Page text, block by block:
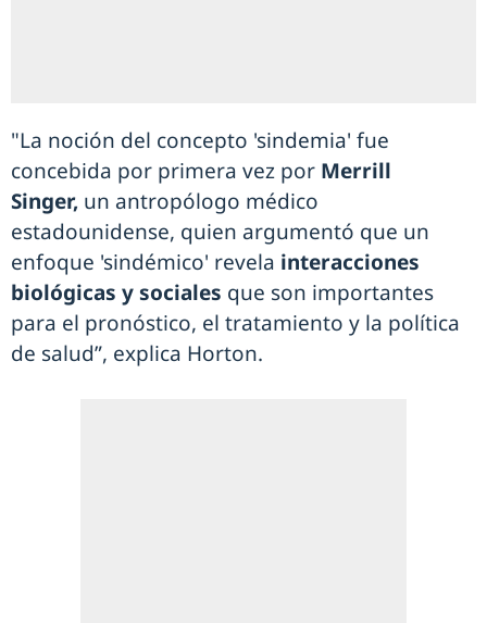
"La noción del concepto 'sindemia' fue
concebida por primera vez por Merrill
Singer, un antropólogo médico
estadounidense, quien argumentó que un
enfoque 'sindémico' revela interacciones
biológicas y sociales que son importantes
para el pronóstico, el tratamiento y la política
de salud”, explica Horton.